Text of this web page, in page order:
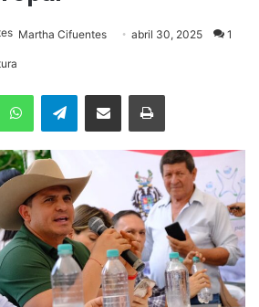
Martha Cifuentes abril 30, 2025 1
WhatsAppTelegramCompartir por correo electrónicoImprimir